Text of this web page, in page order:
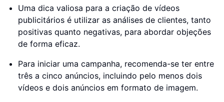
Uma dica valiosa para a criação de vídeos
publicitários é utilizar as análises de clientes, tanto
positivas quanto negativas, para abordar objeções
de forma eficaz.
Para iniciar uma campanha, recomenda-se ter entre
três a cinco anúncios, incluindo pelo menos dois
vídeos e dois anúncios em formato de imagem.